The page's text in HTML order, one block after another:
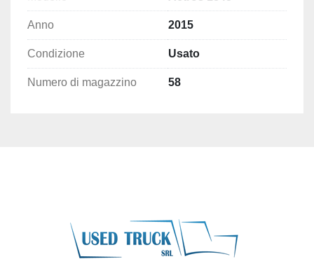
Anno 2015
Condizione Usato
Numero di magazzino 58